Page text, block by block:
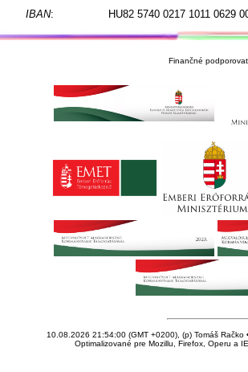
IBAN: HU82 5740 0217 1011 0629
Finančné
10.08.2026 21:54:00 (GMT +0200), (p) Tomáš Račko
Optimalizované pre Mozillu, Firefox, Operu a